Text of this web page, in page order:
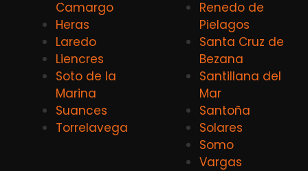
Camargo
Heras
Laredo
Liencres
Soto de la
Marina
Suances
Torrelavega
Renedo de
Pielagos
Santa Cruz de
Bezana
Santillana del
Mar
Santoña
Solares
Somo
Vargas